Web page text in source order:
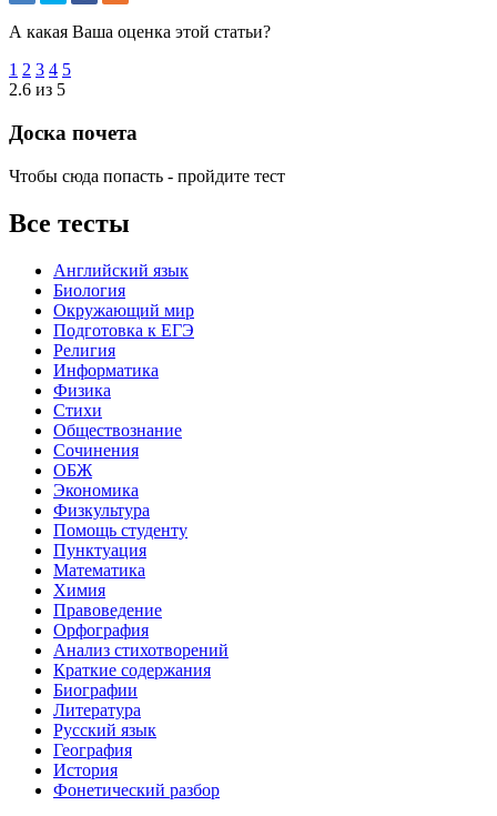
А какая Ваша оценка этой статьи?
1 2 3 4 5
2.6 из 5
Доска почета
Чтобы сюда попасть - пройдите тест
Все тесты
Английский язык
Биология
Окружающий мир
Подготовка к ЕГЭ
Религия
Информатика
Физика
Стихи
Обществознание
Сочинения
ОБЖ
Экономика
Физкультура
Помощь студенту
Пунктуация
Математика
Химия
Правоведение
Орфография
Анализ стихотворений
Краткие содержания
Биографии
Литература
Русский язык
География
История
Фонетический разбор